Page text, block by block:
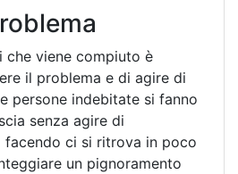
che viene compiuto è
il problema e di agire di
persone indebitate si fanno
senza agire di
facendo ci si ritrova in poco
un pignoramento